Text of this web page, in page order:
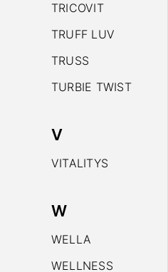
TRICOVIT
TRUFF LUV
TRUSS
TURBIE TWIST
V
VITALITYS
W
WELLA
WELLNESS